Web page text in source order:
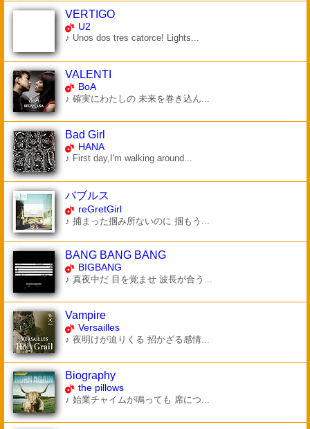
VERTIGO
U2
♪ Unos dos tres catorce! Lights...
VALENTI
BoA
♪ 確実にわたしの 未来を巻き込ん...
Bad Girl
HANA
♪ First day,I'm walking around...
バブルス
reGretGirl
♪ 捕まった掴み所ないのに 掴もう...
BANG BANG BANG
BIGBANG
♪ 真夜中だ 目を覚ませ 波長が合う...
Vampire
Versailles
♪ 夜明けが迫りくる 招かざる感情...
Biography
the pillows
♪ 始業チャイムが鳴っても 席につ...